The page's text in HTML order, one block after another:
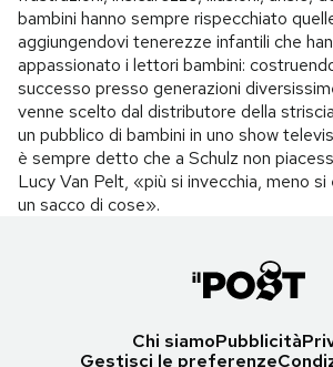
bambini hanno sempre rispecchiato
aggiungendovi tenerezze infantili che
appassionato i lettori bambini:
successo presso generazioni
venne scelto dal distributore della
un pubblico di bambini in uno show
è sempre detto che a Schulz non
Lucy Van Pelt, «più si invecchia, meno
un sacco di cose».
Chi siamoPubblicità
Gestisci le preferenze